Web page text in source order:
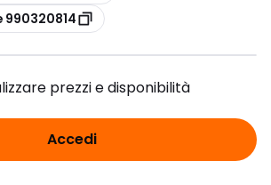
prezzi e disponibilità
Accedi